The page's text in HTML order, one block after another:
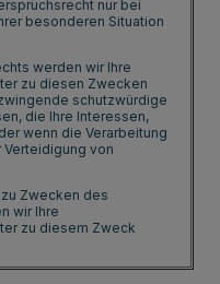
nur bei
besonderen Situation
werden wir Ihre
zu diesen Zwecken
schutzwürdige
die Ihre Interessen,
wenn die Verarbeitung
Verteidigung von
Zwecken des
wir Ihre
zu diesem Zweck